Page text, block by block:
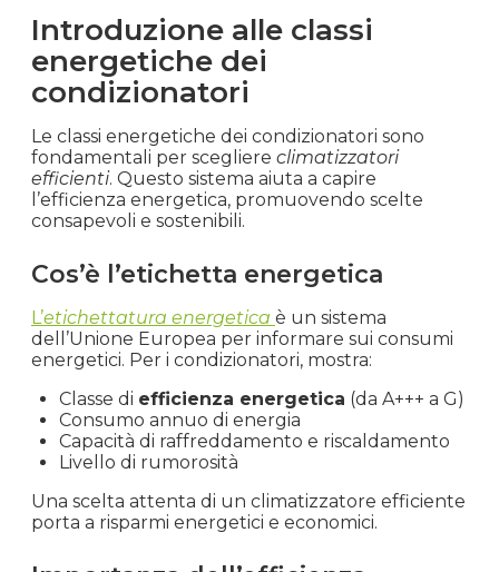
Introduzione alle classi
energetiche dei
condizionatori
Le classi energetiche dei condizionatori sono
fondamentali per scegliere climatizzatori
efficienti. Questo sistema aiuta a capire
l’efficienza energetica, promuovendo scelte
consapevoli e sostenibili.
Cos’è l’etichetta energetica
L’etichettatura energetica è un sistema
dell’Unione Europea per informare sui consumi
energetici. Per i condizionatori, mostra:
Classe di efficienza energetica (da A+++ a G)
Consumo annuo di energia
Capacità di raffreddamento e riscaldamento
Livello di rumorosità
Una scelta attenta di un climatizzatore efficiente
porta a risparmi energetici e economici.